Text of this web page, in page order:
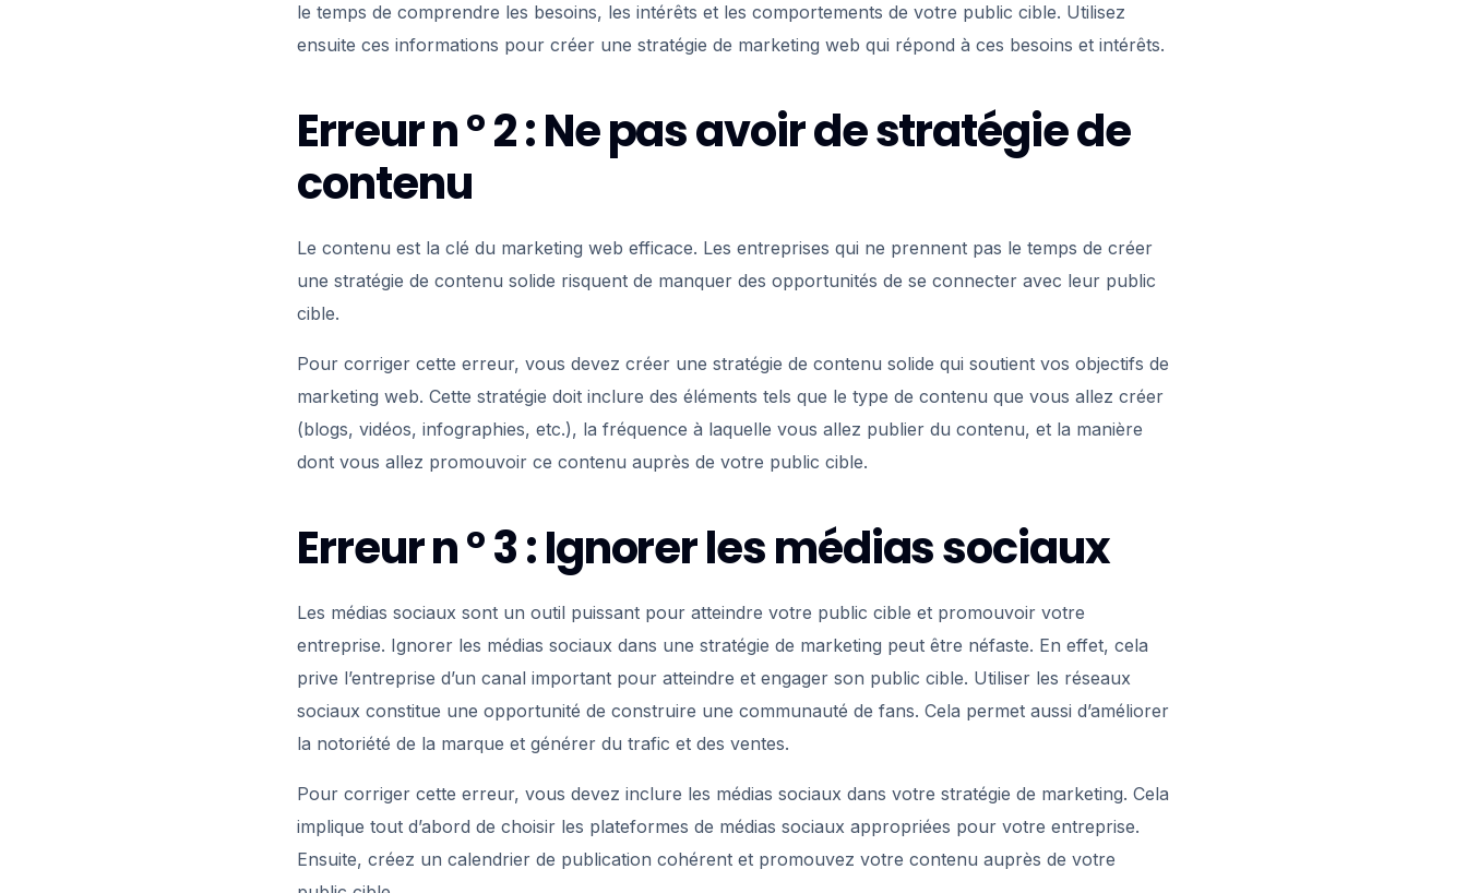
le temps de comprendre les besoins, les intérêts et les comportements de votre public cible. Utilisez
ensuite ces informations pour créer une stratégie de marketing web qui répond à ces besoins et intérêts.
Erreur n ° 2 : Ne pas avoir de stratégie de
contenu
Le contenu est la clé du marketing web efficace. Les entreprises qui ne prennent pas le temps de créer
une stratégie de contenu solide risquent de manquer des opportunités de se connecter avec leur public
cible.
Pour corriger cette erreur, vous devez créer une stratégie de contenu solide qui soutient vos objectifs de
marketing web. Cette stratégie doit inclure des éléments tels que le type de contenu que vous allez créer
(blogs, vidéos, infographies, etc.), la fréquence à laquelle vous allez publier du contenu, et la manière
dont vous allez promouvoir ce contenu auprès de votre public cible.
Erreur n ° 3 : Ignorer les médias sociaux
Les médias sociaux sont un outil puissant pour atteindre votre public cible et promouvoir votre
entreprise. Ignorer les médias sociaux dans une stratégie de marketing peut être néfaste. En effet, cela
prive l’entreprise d’un canal important pour atteindre et engager son public cible. Utiliser les réseaux
sociaux constitue une opportunité de construire une communauté de fans. Cela permet aussi d’améliorer
la notoriété de la marque et générer du trafic et des ventes.
Pour corriger cette erreur, vous devez inclure les médias sociaux dans votre stratégie de marketing. Cela
implique tout d’abord de choisir les plateformes de médias sociaux appropriées pour votre entreprise.
Ensuite, créez un calendrier de publication cohérent et promouvez votre contenu auprès de votre